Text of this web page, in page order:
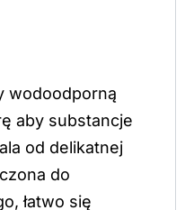
wodoodporną
aby substancje
od delikatnej
do
łatwo się